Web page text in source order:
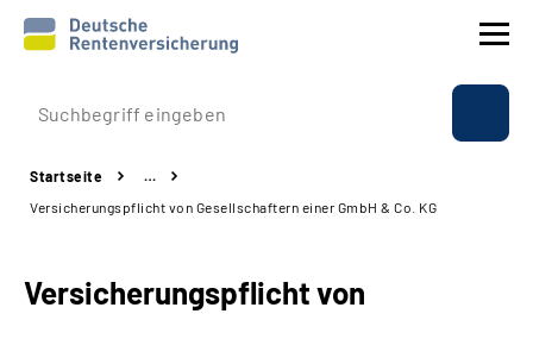
Prävention
Reha
Startseite
…
Versicherungspflicht von Gesellschaftern einer GmbH & Co. KG
Versicherungspflicht von